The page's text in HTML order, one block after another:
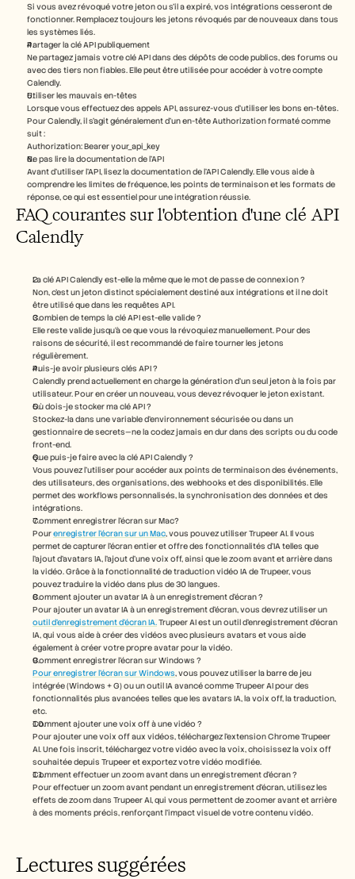
Si vous avez révoqué votre jeton ou s’il a expiré, vos intégrations cesseront de
fonctionner. Remplacez toujours les jetons révoqués par de nouveaux dans tous
les systèmes liés.
Partager la clé API publiquement
Ne partagez jamais votre clé API dans des dépôts de code publics, des forums ou
avec des tiers non fiables. Elle peut être utilisée pour accéder à votre compte
Calendly.
Utiliser les mauvais en-têtes
Lorsque vous effectuez des appels API, assurez-vous d’utiliser les bons en-têtes.
Pour Calendly, il s’agit généralement d’un en-tête Authorization formaté comme
suit :
Authorization: Bearer your_api_key
Ne pas lire la documentation de l’API
Avant d’utiliser l’API, lisez la documentation de l’API Calendly. Elle vous aide à
comprendre les limites de fréquence, les points de terminaison et les formats de
réponse, ce qui est essentiel pour une intégration réussie.
FAQ courantes sur l'obtention d'une clé API
Calendly
La clé API Calendly est-elle la même que le mot de passe de connexion ?
Non, c’est un jeton distinct spécialement destiné aux intégrations et il ne doit
être utilisé que dans les requêtes API.
Combien de temps la clé API est-elle valide ?
Elle reste valide jusqu'à ce que vous la révoquiez manuellement. Pour des
raisons de sécurité, il est recommandé de faire tourner les jetons
régulièrement.
Puis-je avoir plusieurs clés API ?
Calendly prend actuellement en charge la génération d’un seul jeton à la fois par
utilisateur. Pour en créer un nouveau, vous devez révoquer le jeton existant.
Où dois-je stocker ma clé API ?
Stockez-la dans une variable d’environnement sécurisée ou dans un
gestionnaire de secrets—ne la codez jamais en dur dans des scripts ou du code
front-end.
Que puis-je faire avec la clé API Calendly ?
Vous pouvez l'utiliser pour accéder aux points de terminaison des événements,
des utilisateurs, des organisations, des webhooks et des disponibilités. Elle
permet des workflows personnalisés, la synchronisation des données et des
intégrations.
Comment enregistrer l’écran sur Mac?
Pour enregistrer l’écran sur un Mac, vous pouvez utiliser Trupeer AI. Il vous
permet de capturer l’écran entier et offre des fonctionnalités d’IA telles que
l’ajout d’avatars IA, l’ajout d’une voix off, ainsi que le zoom avant et arrière dans
la vidéo. Grâce à la fonctionnalité de traduction vidéo IA de Trupeer, vous
pouvez traduire la vidéo dans plus de 30 langues.
Comment ajouter un avatar IA à un enregistrement d’écran ?
outil d’enregistrement d’écran IA. Trupeer AI est un outil d’enregistrement d’écran
IA, qui vous aide à créer des vidéos avec plusieurs avatars et vous aide
également à créer votre propre avatar pour la vidéo.
Comment enregistrer l’écran sur Windows ?
Pour enregistrer l’écran sur Windows, vous pouvez utiliser la barre de jeu
intégrée (Windows + G) ou un outil IA avancé comme Trupeer AI pour des
fonctionnalités plus avancées telles que les avatars IA, la voix off, la traduction,
etc.
Comment ajouter une voix off à une vidéo ?
Pour ajouter une voix off aux vidéos, téléchargez l’extension Chrome Trupeer
AI. Une fois inscrit, téléchargez votre vidéo avec la voix, choisissez la voix off
souhaitée depuis Trupeer et exportez votre vidéo modifiée.
Comment effectuer un zoom avant dans un enregistrement d’écran ?
Pour effectuer un zoom avant pendant un enregistrement d’écran, utilisez les
effets de zoom dans Trupeer AI, qui vous permettent de zoomer avant et arrière
à des moments précis, renforçant l’impact visuel de votre contenu vidéo.
Lectures suggérées